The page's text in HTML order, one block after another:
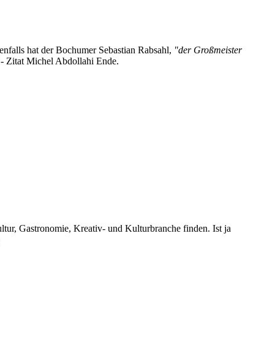
hat der Bochumer Sebastian Rabsahl, "der Großmeister
- Zitat Michel Abdollahi Ende.
Gastronomie, Kreativ- und Kulturbranche finden. Ist ja